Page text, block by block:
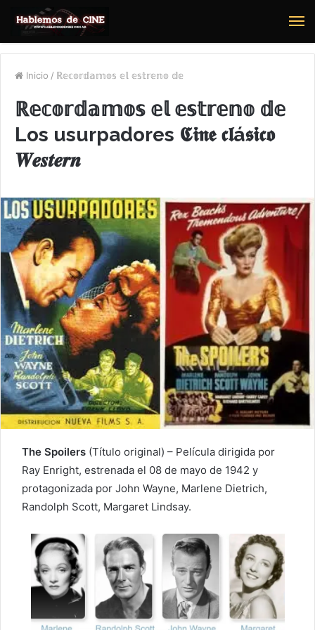
Inicio / ℝ𝕖𝕔𝕠𝕣𝕕𝕒𝕞𝕠𝕤 𝕖𝕝 𝕖𝕤𝕥𝕣𝕖𝕟𝕠 𝕕𝕖
ℝ𝕖𝕔𝕠𝕣𝕕𝕒𝕞𝕠𝕤 𝕖𝕝 𝕖𝕤𝕥𝕣𝕖𝕟𝕠 𝕕𝕖
Los usurpadores 𝕮𝖎𝖓𝖊 𝖈𝖑á𝖘𝖎𝖈𝖔
𝑾𝒆𝒔𝒕𝒆𝒓𝒏
The Spoilers (Título original) – Película dirigida por
Ray Enright, estrenada el 08 de mayo de 1942 y
protagonizada por John Wayne, Marlene Dietrich,
Randolph Scott, Margaret Lindsay.